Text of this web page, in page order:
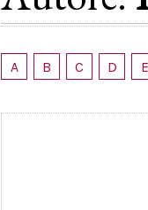
A B C D E